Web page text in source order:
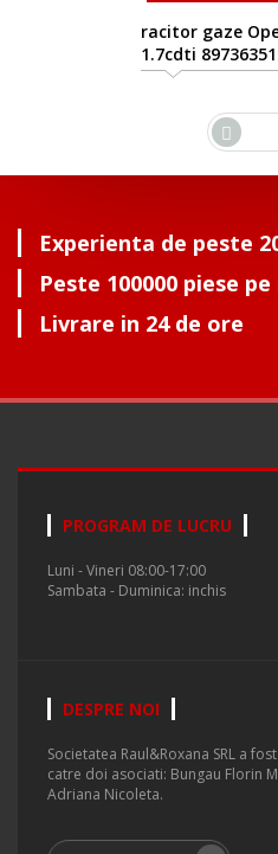
racitor gaze Opel
1.7cdti 8973635151
Experienta de peste
Peste 100000 piese
Livrare in 24 de ore
PROGRAM DE LUCRU
Luni - Vineri 08:00-17:00
Sambata - Duminica: inchis
DESPRE NOI
Societatea Raul&Roxana SRL a
catre doi asociati: Bungau Florin
Adriana Nicoleta.